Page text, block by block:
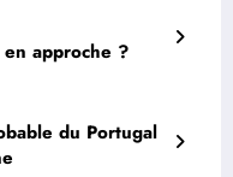
approche ?
du Portugal